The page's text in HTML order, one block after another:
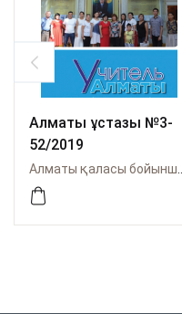
Алматы ұстазы №3-
52/2019